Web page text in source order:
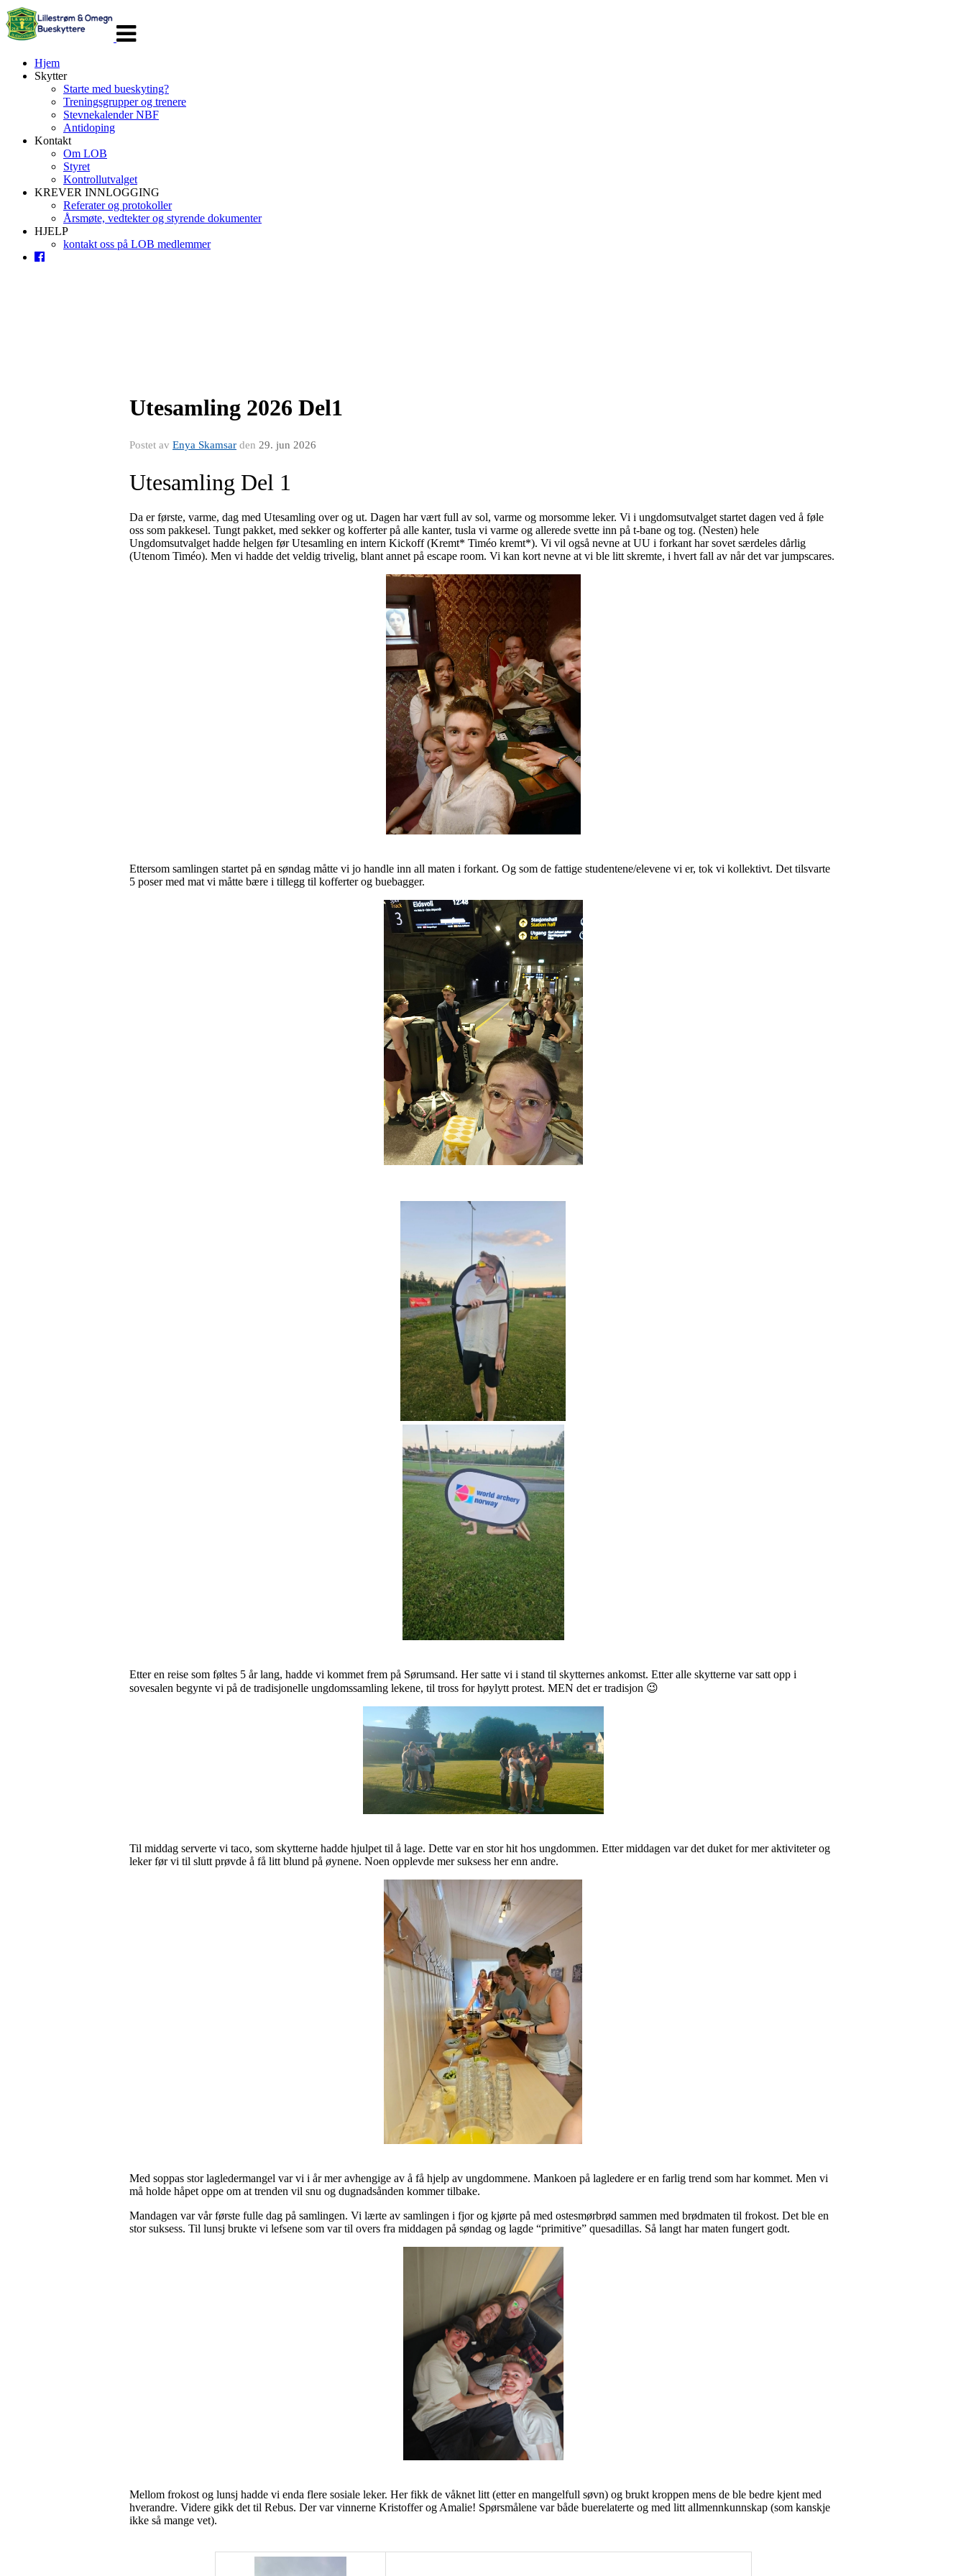
navigasjon
Hjem
Skytter
Starte med bueskyting?
Treningsgrupper og trenere
Stevnekalender NBF
Antidoping
Kontakt
Om LOB
Styret
Kontrollutvalget
KREVER INNLOGGING
Referater og protokoller
Årsmøte, vedtekter og styrende dokumenter
HJELP
kontakt oss på LOB medlemmer
Utesamling 2026 Del1
Postet av Enya Skamsar den 29. jun 2026
Utesamling Del 1
Da er første, varme, dag med Utesamling over og ut. Dagen har vært full av sol, varme og morsomme leker. Vi i ungdomsutvalget startet dagen ved å føle
oss som pakkesel. Tungt pakket, med sekker og kofferter på alle kanter, tusla vi varme og allerede svette inn på t-bane og tog. (Nesten) hele
Ungdomsutvalget hadde helgen før Utesamling en intern Kickoff (Kremt* Timéo kremt*). Vi vil også nevne at UU i forkant har sovet særdeles dårlig
(Utenom Timéo). Men vi hadde det veldig trivelig, blant annet på escape room. Vi kan kort nevne at vi ble litt skremte, i hvert fall av når det var jumpscares.
Ettersom samlingen startet på en søndag måtte vi jo handle inn all maten i forkant. Og som de fattige studentene/elevene vi er, tok vi kollektivt. Det tilsvarte
5 poser med mat vi måtte bære i tillegg til kofferter og buebagger.
Etter en reise som føltes 5 år lang, hadde vi kommet frem på Sørumsand. Her satte vi i stand til skytternes ankomst. Etter alle skytterne var satt opp i
sovesalen begynte vi på de tradisjonelle ungdomssamling lekene, til tross for høylytt protest. MEN det er tradisjon 😉
Til middag serverte vi taco, som skytterne hadde hjulpet til å lage. Dette var en stor hit hos ungdommen. Etter middagen var det duket for mer aktiviteter og
leker før vi til slutt prøvde å få litt blund på øynene. Noen opplevde mer suksess her enn andre.
Med soppas stor lagledermangel var vi i år mer avhengige av å få hjelp av ungdommene. Mankoen på lagledere er en farlig trend som har kommet. Men vi
må holde håpet oppe om at trenden vil snu og dugnadsånden kommer tilbake.
Mandagen var vår første fulle dag på samlingen. Vi lærte av samlingen i fjor og kjørte på med ostesmørbrød sammen med brødmaten til frokost. Det ble en
stor suksess. Til lunsj brukte vi lefsene som var til overs fra middagen på søndag og lagde “primitive” quesadillas. Så langt har maten fungert godt.
Mellom frokost og lunsj hadde vi enda flere sosiale leker. Her fikk de våknet litt (etter en mangelfull søvn) og brukt kroppen mens de ble bedre kjent med
hverandre. Videre gikk det til Rebus. Der var vinnerne Kristoffer og Amalie! Spørsmålene var både buerelaterte og med litt allmennkunnskap (som kanskje
ikke så mange vet).